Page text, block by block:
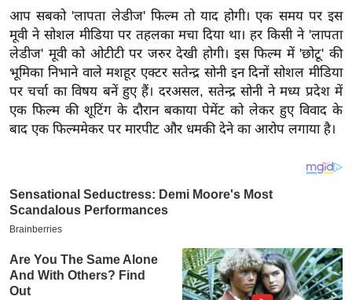
वि
शे
ष
ज्ञ
रा
य
ब
खे
ल
के
ट
आप सबको 'लापता लेडीज' फिल्म तो याद होगी। एक समय पर इस
मूवी ने सोशल मीडिया पर तहलका मचा दिया था। हर किसी ने 'लापता
लेडीज' मूवी को ओटीटी पर जरुर देखी होगी। इस फिल्म में 'छोटू' की
भूमिका निभाने वाले मशहूर एक्टर सतेन्द्र सोनी इन दिनों सोशल मीडिया
पर चर्चा का विषय बनें हुए हैं। दरअसल, सतेन्द्र सोनी ने मध्य प्रदेश में
एक फिल्म की शूटिंग के दौरान बकाया पेमेंट को लेकर हुए विवाद के
बाद एक फिल्ममेकर पर मारपीट और धमकी देने का आरोप लगाया है।